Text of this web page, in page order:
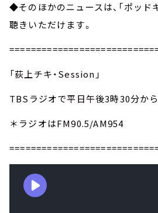
◆そのほかのニュースは、「ポッド
聴きいただけます。
「荻上チキ・Session」
TBSラジオで平日午後3時30分から
＊ラジオはFM90.5/AM954